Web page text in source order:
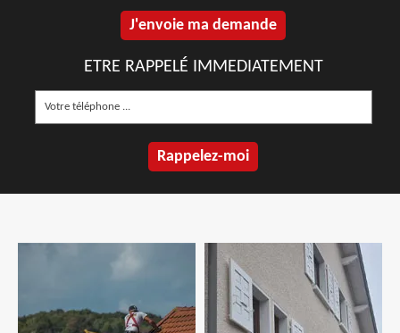
ETRE RAPPELÉ IMMEDIATEMENT